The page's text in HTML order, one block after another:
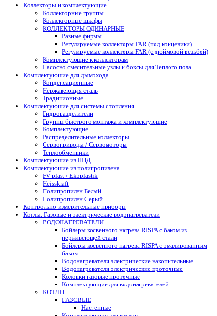
Коллекторы и комплектующие
Коллекторные группы
Коллекторные шкафы
КОЛЛЕКТОРЫ ОДИНАРНЫЕ
Разные фирмы
Регулируемые коллекторы FAR (под концевики)
Регулируемые коллекторы FAR (с дюймовой резьбой)
Комплектующие к коллекторам
Насосно смесительные узлы и боксы для Теплого пола
Комплектующие для дымохода
Конденсационные
Нержавеющая сталь
Традиционные
Комплектующие для системы отопления
Гидроразделители
Группы быстрого монтажа и комплектующие
Комплектующие
Распределительные коллекторы
Сервоприводы / Сервомоторы
Теплообменники
Комплектующие из ПНД
Комплектующие из полипропилена
FV-plast / Ekoplastik
Heisskraft
Полипропилен Белый
Полипропилен Серый
Контрольно-измерительные приборы
Котлы. Газовые и электрические водонагреватели
ВОДОНАГРЕВАТЕЛИ
Бойлеры косвенного нагрева RISPA с баком из
нержавеющей стали
Бойлеры косвенного нагрева RISPA с эмалированным
баком
Водонагреватели электрические накопительные
Водонагреватели электрические проточные
Колонки газовые проточные
Комплектующие для водонагревателей
КОТЛЫ
ГАЗОВЫЕ
Настенные